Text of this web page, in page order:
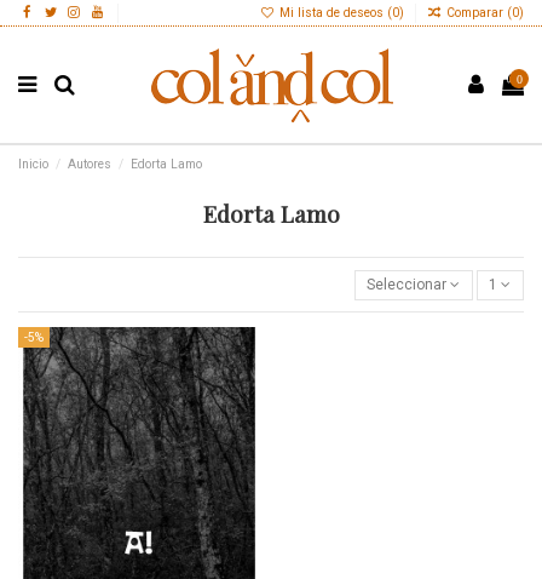
Mi lista de deseos (0) Comparar (0)
0
Inicio Autores Edorta Lamo
Edorta Lamo
Seleccionar 1
-5%